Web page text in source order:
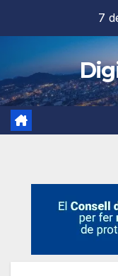
contenido
7